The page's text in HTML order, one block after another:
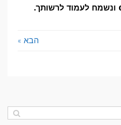
הבא »